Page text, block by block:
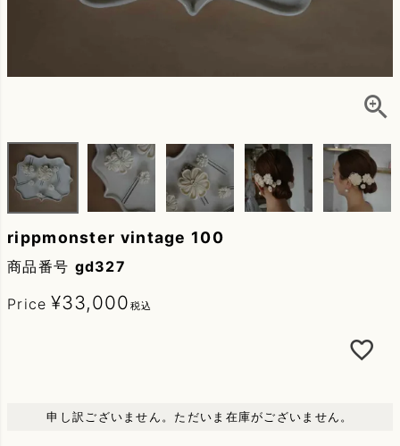
rippmonster vintage 100
商品番号 gd327
Price ¥33,000 税込
申し訳ございません。ただいま在庫がございません。